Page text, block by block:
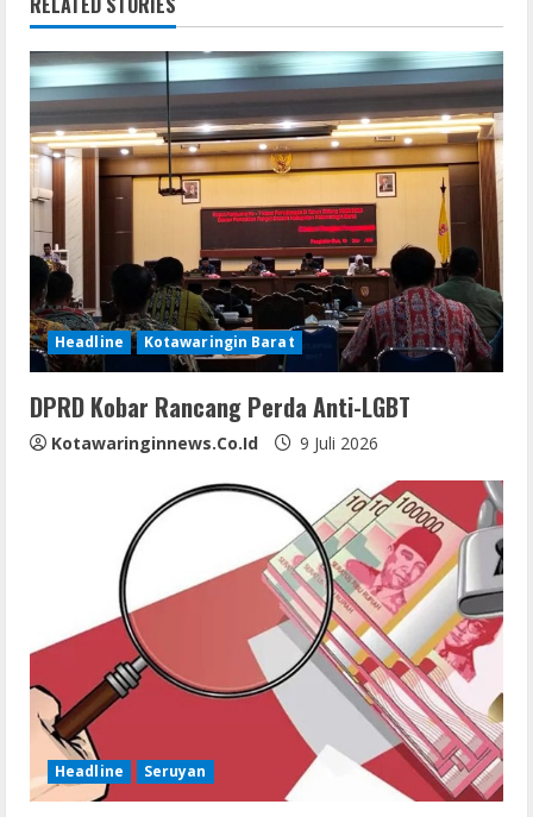
u
e
R
e
a
d
i
n
g
Headline Kotawaringin Barat
DPRD Kobar Rancang Perda Anti-LGBT
Kotawaringinnews.co.id 9 Juli 2026
Headline Seruyan